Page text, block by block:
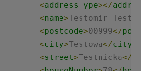
<addressType></
<name>Testomir
<postcode>00999</
<city>Testowa</city
<street>Testnicka</